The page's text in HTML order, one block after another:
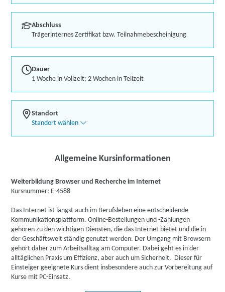
Abschluss
Trägerinternes Zertifikat bzw. Teilnahmebescheinigung
Dauer
1 Woche in Vollzeit; 2 Wochen in Teilzeit
Standort
Standort wählen
Allgemeine Kursinformationen
Weiterbildung Browser und Recherche im Internet
Kursnummer: E-4588
Das Internet ist längst auch im Berufsleben eine entscheidende
Kommunikationsplattform. Online-Bestellungen und -Zahlungen
gehören zu den wichtigen Diensten, die das Internet bietet und die in
der Geschäftswelt ständig genutzt werden. Der Umgang mit Browsern
gehört daher zum Arbeitsalltag am Computer. Dabei geht es in der
alltäglichen Praxis um Effizienz, aber auch um Sicherheit. Dieser für
Einsteiger geeignete Kurs dient insbesondere auch zur Vorbereitung auf
Kurse mit PC-Einsatz.